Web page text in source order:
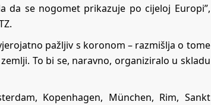
da se nogomet prikazuje po cijeloj Europi”,
pažljiv s koronom – razmišlja o tome
To bi se, naravno, organiziralo u skladu
Kopenhagen, München, Rim, Sankt